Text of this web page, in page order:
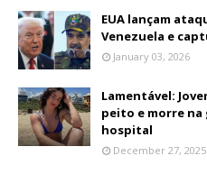
EUA lançam
Venezuela e
January 03, 2026
Lamentável:
peito e morre
hospital
December 27, 2025